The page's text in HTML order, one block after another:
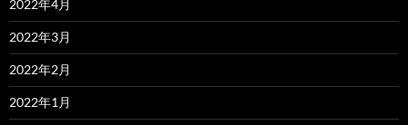
2022年4月
2022年3月
2022年2月
2022年1月